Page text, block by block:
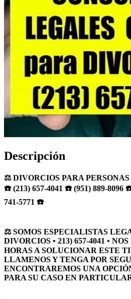
Descripción
⚖️ DIVORCIOS PARA
☎️ (213) 657-4041 ☎️ (951) 889-8096
741-5771 ☎️
⚖️ SOMOS ESPECIALISTAS
DIVORCIOS • 213) 657-4041 •
HORAS A SOLUCIONAR ESTE
LLAMENOS Y TENGA POR
ENCONTRAREMOS UNA
PARA SU CASO EN